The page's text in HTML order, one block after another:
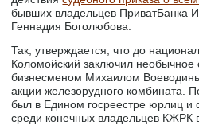
бывших владельцев ПриватБанка
Геннадия Боголюбова.
Так, утверждается, что до
Коломойский заключил необычное
бизнесменом Михаилом
акции железорудного комбината.
был в Едином госреестре юрлиц и
среди конечных владельцев КЖРК